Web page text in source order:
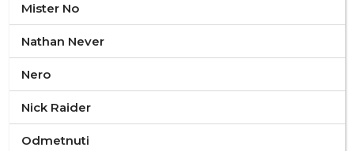
Mister No
Nathan Never
Nero
Nick Raider
Odmetnuti